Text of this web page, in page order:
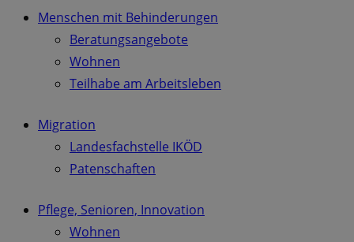
Menschen mit Behinderungen
Beratungsangebote
Wohnen
Teilhabe am Arbeitsleben
Migration
Landesfachstelle IKÖD
Patenschaften
Pflege, Senioren, Innovation
Wohnen